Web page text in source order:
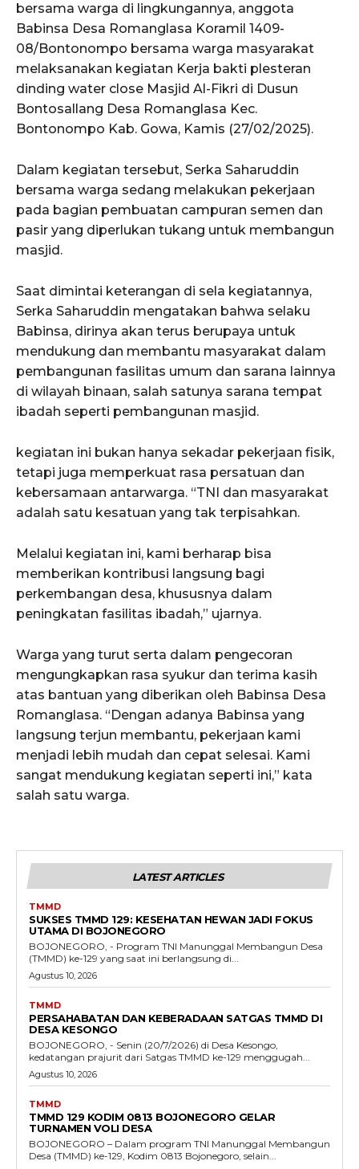
bersama warga di lingkungannya, anggota
Babinsa Desa Romanglasa Koramil 1409-
08/Bontonompo bersama warga masyarakat
melaksanakan kegiatan Kerja bakti plesteran
dinding water close Masjid Al-Fikri di Dusun
Bontosallang Desa Romanglasa Kec.
Bontonompo Kab. Gowa, Kamis (27/02/2025).
Dalam kegiatan tersebut, Serka Saharuddin
bersama warga sedang melakukan pekerjaan
pada bagian pembuatan campuran semen dan
pasir yang diperlukan tukang untuk membangun
masjid.
Saat dimintai keterangan di sela kegiatannya,
Serka Saharuddin mengatakan bahwa selaku
Babinsa, dirinya akan terus berupaya untuk
mendukung dan membantu masyarakat dalam
pembangunan fasilitas umum dan sarana lainnya
di wilayah binaan, salah satunya sarana tempat
ibadah seperti pembangunan masjid.
kegiatan ini bukan hanya sekadar pekerjaan fisik,
tetapi juga memperkuat rasa persatuan dan
kebersamaan antarwarga. “TNI dan masyarakat
adalah satu kesatuan yang tak terpisahkan.
Melalui kegiatan ini, kami berharap bisa
memberikan kontribusi langsung bagi
perkembangan desa, khususnya dalam
peningkatan fasilitas ibadah,” ujarnya.
Warga yang turut serta dalam pengecoran
mengungkapkan rasa syukur dan terima kasih
atas bantuan yang diberikan oleh Babinsa Desa
Romanglasa. “Dengan adanya Babinsa yang
langsung terjun membantu, pekerjaan kami
menjadi lebih mudah dan cepat selesai. Kami
sangat mendukung kegiatan seperti ini,” kata
salah satu warga.
LATEST ARTICLES
TMMD
SUKSES TMMD 129: KESEHATAN HEWAN JADI FOKUS
UTAMA DI BOJONEGORO
BOJONEGORO, - Program TNI Manunggal Membangun Desa
(TMMD) ke-129 yang saat ini berlangsung di...
Agustus 10, 2026
TMMD
PERSAHABATAN DAN KEBERADAAN SATGAS TMMD DI
DESA KESONGO
BOJONEGORO, - Senin (20/7/2026) di Desa Kesongo,
kedatangan prajurit dari Satgas TMMD ke-129 menggugah...
Agustus 10, 2026
TMMD
TMMD 129 KODIM 0813 BOJONEGORO GELAR
TURNAMEN VOLI DESA
BOJONEGORO – Dalam program TNI Manunggal Membangun
Desa (TMMD) ke-129, Kodim 0813 Bojonegoro, selain...